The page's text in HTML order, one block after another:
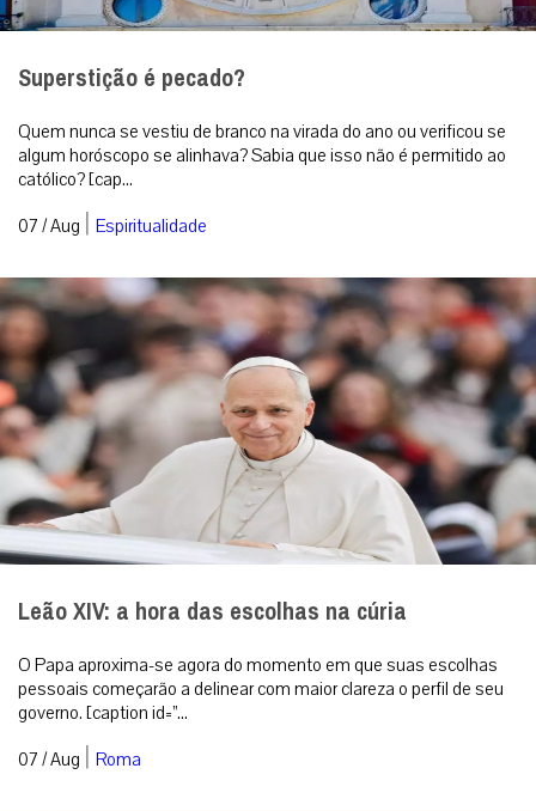
Superstição é pecado?
Quem nunca se vestiu de branco na virada do ano ou verificou se
algum horóscopo se alinhava? Sabia que isso não é permitido ao
católico? [cap...
07 / Aug | Espiritualidade
Leão XIV: a hora das escolhas na cúria
O Papa aproxima-se agora do momento em que suas escolhas
pessoais começarão a delinear com maior clareza o perfil de seu
governo. [caption id=”...
07 / Aug | Roma